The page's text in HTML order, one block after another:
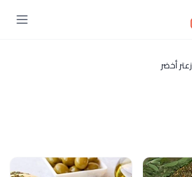
زعتر أخضر